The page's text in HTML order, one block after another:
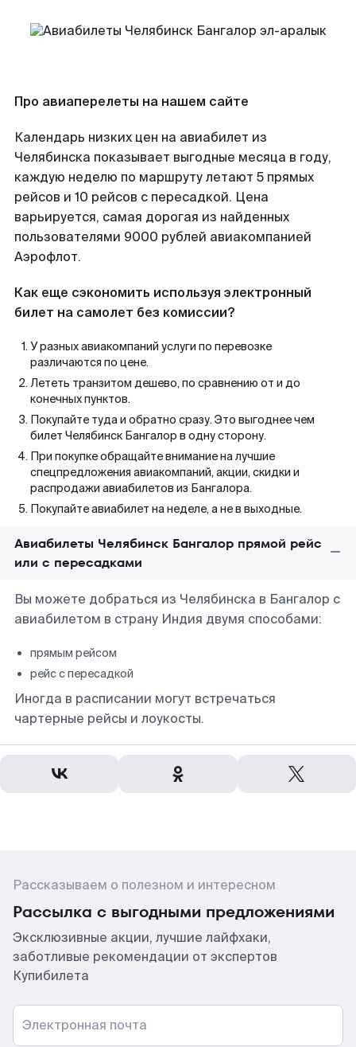
Про авиаперелеты на нашем сайте
Календарь низких цен на авиабилет из
Челябинска показывает выгодные месяца в году,
каждую неделю по маршруту летают 5 прямых
рейсов и 10 рейсов с пересадкой. Цена
варьируется, самая дорогая из найденных
пользователями 9000 рублей авиакомпанией
Аэрофлот.
Как еще сэкономить используя электронный
билет на самолет без комиссии?
У разных авиакомпаний услуги по перевозке
различаются по цене.
Лететь транзитом дешево, по сравнению от и до
конечных пунктов.
Покупайте туда и обратно сразу. Это выгоднее чем
билет Челябинск Бангалор в одну сторону.
При покупке обращайте внимание на лучшие
спецпредложения авиакомпаний, акции, скидки и
распродажи авиабилетов из Бангалора.
Покупайте авиабилет на неделе, а не в выходные.
Авиабилеты Челябинск Бангалор прямой рейс
или с пересадками
Вы можете добраться из Челябинска в Бангалор с
авиабилетом в страну Индия двумя способами:
прямым рейсом
рейс с пересадкой
Иногда в расписании могут встречаться
чартерные рейсы и лоукосты.
Рассказываем о полезном и интересном
Рассылка с выгодными предложениями
Эксклюзивные акции, лучшие лайфхаки,
заботливые рекомендации от экспертов
Купибилета
Электронная почта